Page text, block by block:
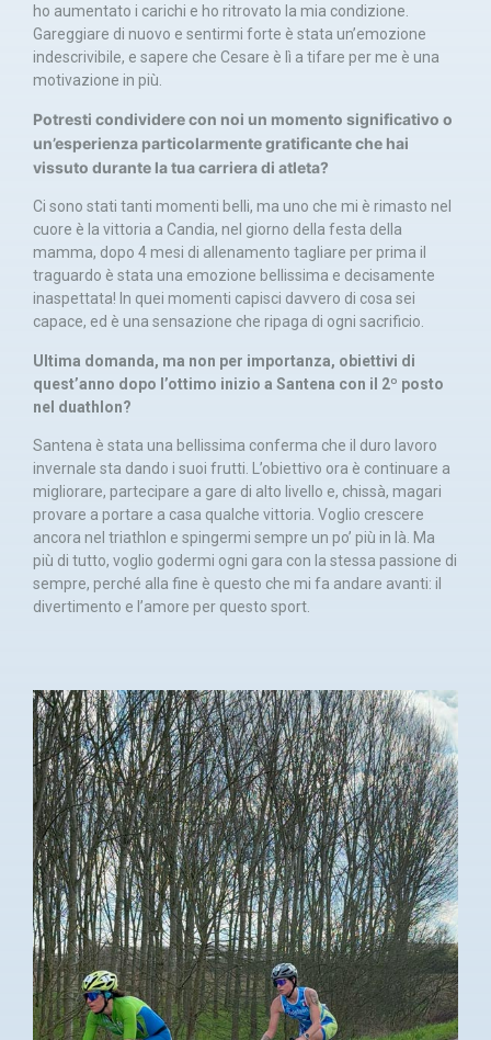
ho aumentato i carichi e ho ritrovato la mia condizione.
Gareggiare di nuovo e sentirmi forte è stata un’emozione
indescrivibile, e sapere che Cesare è lì a tifare per me è una
motivazione in più.
Potresti condividere con noi un momento significativo o
un’esperienza particolarmente gratificante che hai
vissuto durante la tua carriera di atleta?
Ci sono stati tanti momenti belli, ma uno che mi è rimasto nel
cuore è la vittoria a Candia, nel giorno della festa della
mamma, dopo 4 mesi di allenamento tagliare per prima il
traguardo è stata una emozione bellissima e decisamente
inaspettata! In quei momenti capisci davvero di cosa sei
capace, ed è una sensazione che ripaga di ogni sacrificio.
Ultima domanda, ma non per importanza, obiettivi di
quest’anno dopo l’ottimo inizio a Santena con il 2º posto
nel duathlon?
Santena è stata una bellissima conferma che il duro lavoro
invernale sta dando i suoi frutti. L’obiettivo ora è continuare a
migliorare, partecipare a gare di alto livello e, chissà, magari
provare a portare a casa qualche vittoria. Voglio crescere
ancora nel triathlon e spingermi sempre un po’ più in là. Ma
più di tutto, voglio godermi ogni gara con la stessa passione di
sempre, perché alla fine è questo che mi fa andare avanti: il
divertimento e l’amore per questo sport.